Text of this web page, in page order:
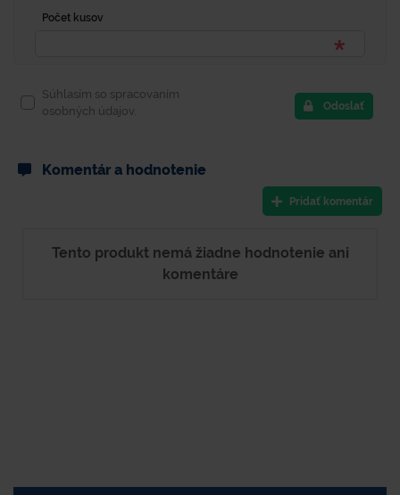
Počet kusov
Súhlasím so spracovaním
osobných údajov.
Odoslať
Komentár a hodnotenie
Pridať komentár
Tento produkt nemá žiadne hodnotenie ani
komentáre